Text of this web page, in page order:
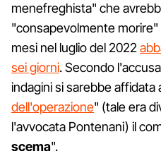
menefreghista" che
"consapevolmente morire"
mesi nel luglio del 2022
sei giorni. Secondo
indagini si sarebbe affidata
dell'operazione" (tale era
l'avvocata Pontenani) il
scema".